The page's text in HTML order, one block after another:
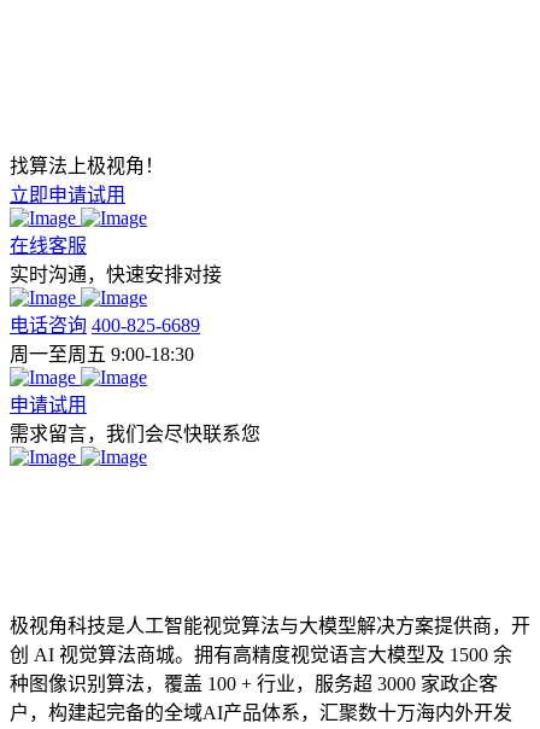
找算法上极视角！
立即申请试用
在线客服
实时沟通，快速安排对接
电话咨询 400-825-6689
周一至周五 9:00-18:30
申请试用
需求留言，我们会尽快联系您
极视角科技是人工智能视觉算法与大模型解决方案提供商，开
创 AI 视觉算法商城。拥有高精度视觉语言大模型及 1500 余
种图像识别算法，覆盖 100 + 行业，服务超 3000 家政企客
户，构建起完备的全域AI产品体系，汇聚数十万海内外开发